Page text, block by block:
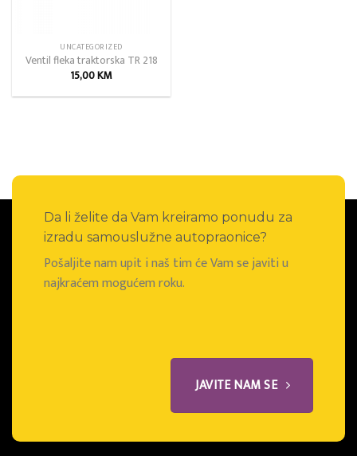
UNCATEGORIZED
Ventil fleka traktorska TR 218
15,00KM
Da li želite da Vam kreiramo ponudu za
izradu samouslužne autopraonice?
Pošaljite nam upit i naš tim će Vam se javiti u
najkraćem mogućem roku.
JAVITE NAM SE